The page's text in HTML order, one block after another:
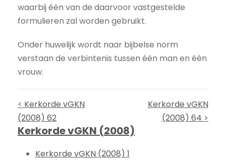
waarbij één van de daarvoor vastgestelde
formulieren zal worden gebruikt.
Onder huwelijk wordt naar bijbelse norm
verstaan de verbintenis tussen één man en één
vrouw.
< Kerkorde vGKN
(2008) 62
Kerkorde vGKN
(2008) 64 >
Kerkorde vGKN (2008)
Kerkorde vGKN (2008) 1